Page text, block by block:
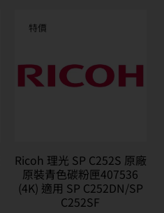
特價
Ricoh 理光 SP C252S 原廠
原裝青色碳粉匣407536
(4K) 適用 SP C252DN/SP
C252SF